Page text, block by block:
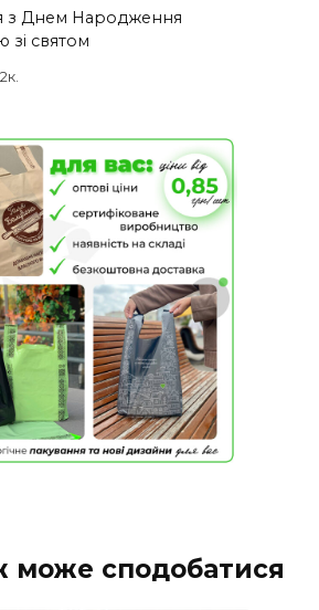
з Днем Народження
зі святом
може сподобатися